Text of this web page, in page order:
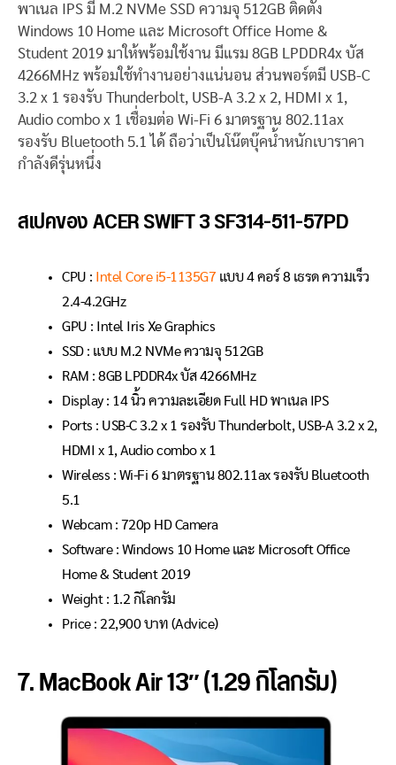
พาเนล IPS มี M.2 NVMe SSD ความจุ 512GB ติดตั้ง
Windows 10 Home และ Microsoft Office Home &
Student 2019 มาให้พร้อมใช้งาน มีแรม 8GB LPDDR4x บัส
4266MHz พร้อมใช้ทำงานอย่างแน่นอน ส่วนพอร์ตมี USB-C
3.2 x 1 รองรับ Thunderbolt, USB-A 3.2 x 2, HDMI x 1,
Audio combo x 1 เชื่อมต่อ Wi-Fi 6 มาตรฐาน 802.11ax
รองรับ Bluetooth 5.1 ได้ ถือว่าเป็นโน๊ตบุ๊คน้ำหนักเบาราคา
กำลังดีรุ่นหนึ่ง
สเปคของ ACER SWIFT 3 SF314-511-57PD
CPU : Intel Core i5-1135G7 แบบ 4 คอร์ 8 เธรด ความเร็ว
2.4-4.2GHz
GPU : Intel Iris Xe Graphics
SSD : แบบ M.2 NVMe ความจุ 512GB
RAM : 8GB LPDDR4x บัส 4266MHz
Display : 14 นิ้ว ความละเอียด Full HD พาเนล IPS
Ports : USB-C 3.2 x 1 รองรับ Thunderbolt, USB-A 3.2 x 2,
HDMI x 1, Audio combo x 1
Wireless : Wi-Fi 6 มาตรฐาน 802.11ax รองรับ Bluetooth
5.1
Webcam : 720p HD Camera
Software : Windows 10 Home และ Microsoft Office
Home & Student 2019
Weight : 1.2 กิโลกรัม
Price : 22,900บาท (Advice)
7. MacBook Air 13″ (1.29 กิโลกรัม)